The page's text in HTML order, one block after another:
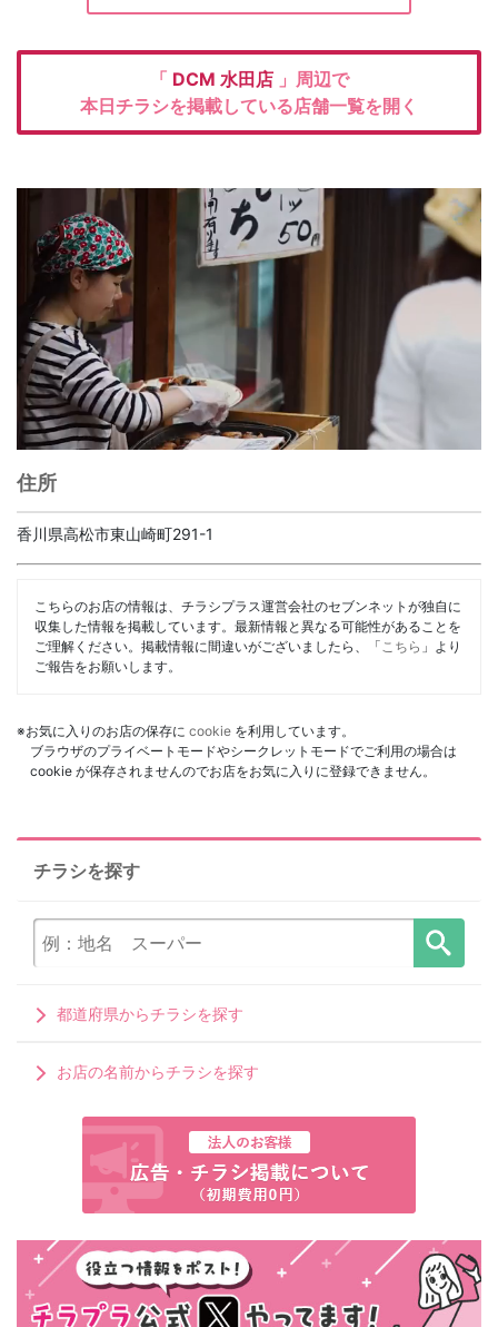
「 DCM 水田店 」周辺で
本日チラシを掲載している店舗一覧を開く
住所
香川県高松市東山崎町291-1
こちらのお店の情報は、チラシプラス運営会社のセブンネットが独自に
収集した情報を掲載しています。最新情報と異なる可能性があることを
ご理解ください。掲載情報に間違いがございましたら、「 こちら 」より
ご報告をお願いします。
※お気に入りのお店の保存に cookie を利用しています。
ブラウザのプライベートモードやシークレットモードでご利用の場合は
cookie が保存されませんのでお店をお気に入りに登録できません。
チラシを探す
都道府県からチラシを探す
お店の名前からチラシを探す